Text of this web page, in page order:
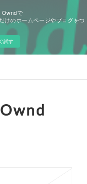
Owndで
けのホームページやブログをつ
試す